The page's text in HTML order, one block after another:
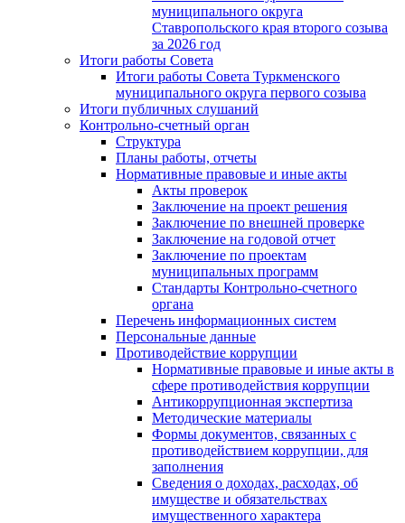
муниципального округа
Ставропольского края второго созыва
за 2026 год
Итоги работы Совета
Итоги работы Совета Туркменского
муниципального округа первого созыва
Итоги публичных слушаний
Контрольно-счетный орган
Структура
Планы работы, отчеты
Нормативные правовые и иные акты
Акты проверок
Заключение на проект решения
Заключение по внешней проверке
Заключение на годовой отчет
Заключение по проектам
муниципальных программ
Стандарты Контрольно-счетного
органа
Перечень информационных систем
Персональные данные
Противодействие коррупции
Нормативные правовые и иные акты в
сфере противодействия коррупции
Антикоррупционная экспертиза
Методические материалы
Формы документов, связанных с
противодействием коррупции, для
заполнения
Сведения о доходах, расходах, об
имуществе и обязательствах
имущественного характера